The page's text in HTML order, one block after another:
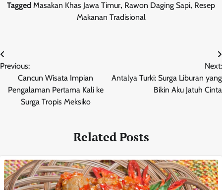
Tagged Masakan Khas Jawa Timur, Rawon Daging Sapi, Resep
Makanan Tradisional
Post
navigation
Previous:
Cancun Wisata Impian
Pengalaman Pertama Kali ke
Surga Tropis Meksiko
Next:
Antalya Turki: Surga Liburan yang
Bikin Aku Jatuh Cinta
Related Posts